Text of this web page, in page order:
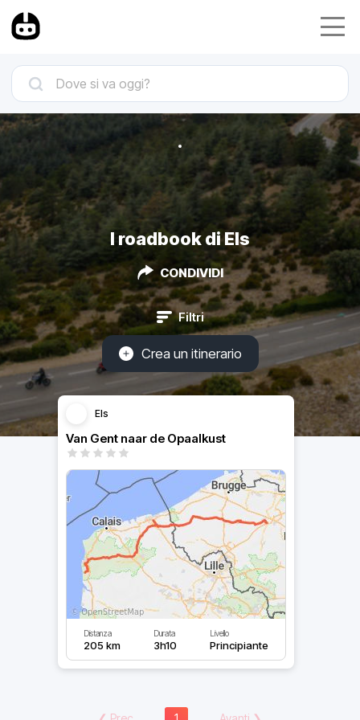
I roadbook di Els
CONDIVIDI
Filtri
Crea un itinerario
Els
Van Gent naar de Opaalkust
Distanza
205 km
Durata
3h10
Livello
Principiante